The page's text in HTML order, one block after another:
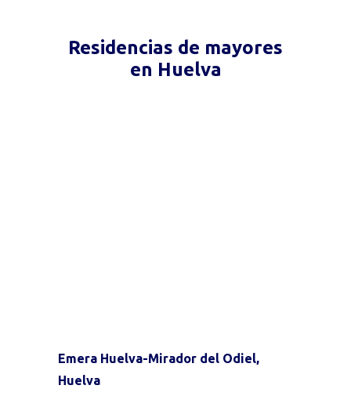
Residencias de mayores
en Huelva
Emera Huelva-Mirador del Odiel,
Huelva